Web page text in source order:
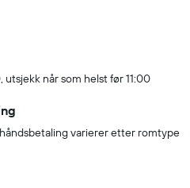
når som helst før 11:00
varierer etter romtype